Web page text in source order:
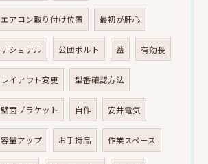
エアコン取り付け位置 最初が肝心
ナショナル 公団ボルト 蓋 有効長
レイアウト変更 型番確認方法
壁面ブラケット 自作 安井電気
容量アップ お手持品 作業スペース